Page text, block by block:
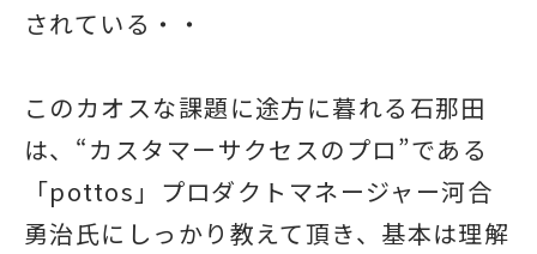
されている・・
このカオスな課題に途方に暮れる石那田
は、“カスタマーサクセスのプロ”である
「pottos」プロダクトマネージャー河合
勇治氏にしっかり教えて頂き、基本は理解